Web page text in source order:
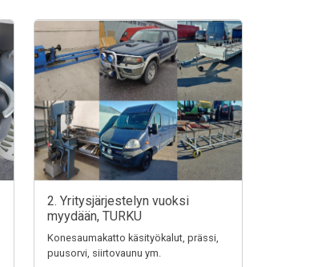
2. Yritysjärjestelyn vuoksi
myydään, TURKU
Konesaumakatto käsityökalut, prässi,
puusorvi, siirtovaunu ym.